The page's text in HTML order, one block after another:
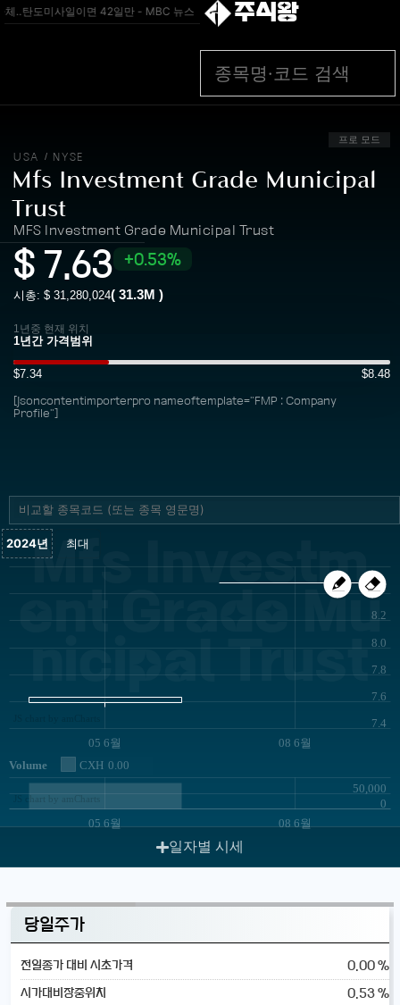
‥탄도미사일이면 42일만 - MBC 뉴스 [속보] 이 대통령 “좋은 의도 정책도 국
주식왕
프로 모드
USA / NYSE
Mfs Investment Grade Municipal
Trust
MFS Investment Grade Municipal Trust
$ 7.63 0.53%
시총: $ 31,280,024( 31.3M )
1년중 현재 위치
$7.34 $8.48
[jsoncontentimporterpro nameoftemplate="FMP : Company
Profile"]
Mfs Investm
ent Grade Mu
nicipal Trust
05 6월 08 6월
7.4
7.6
7.8
8.0
8.2
8.4
Volume CXH 0.00
05 6월 08 6월
0
50,000
일자별 시세
당일주가
전일종가 대비 시초가격 0.00 %
시가대비장중위치 0.53 %